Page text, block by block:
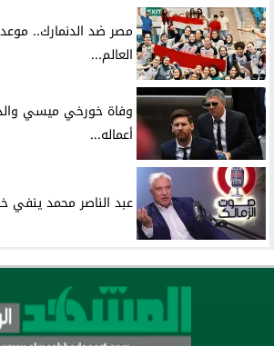
مصر ضد الدنمارك.. موعد
العالم...
وفاة خورخي ميسي
أعماله...
عبد الناصر محمد ينفي